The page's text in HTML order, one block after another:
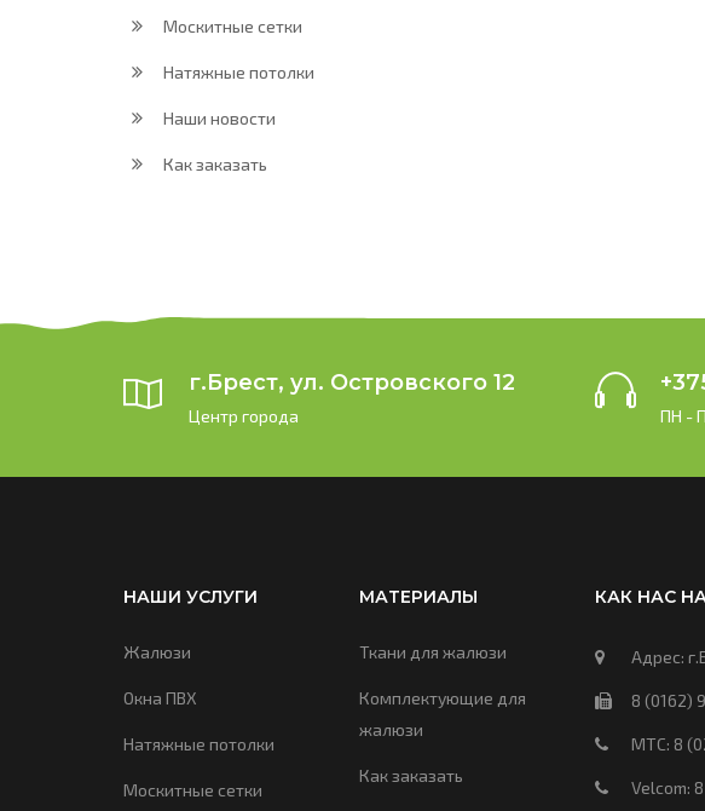
Москитные сетки
Натяжные потолки
Наши новости
Как заказать
г.Брест, ул. Островского 12
Центр города ПН -
НАШИ УСЛУГИ
Жалюзи
Окна ПВХ
Натяжные потолки
Москитные сетки
МАТЕРИАЛЫ
Ткани для жалюзи
Комплектующие для
жалюзи
Как заказать
КАК НАС
Адрес:
8 (0162)
МТС: 8
Velcom: